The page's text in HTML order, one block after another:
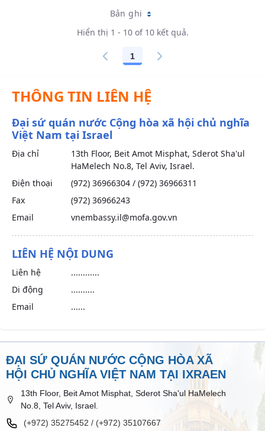
Bản ghi
Hiển thị 1 - 10 of 10 kết quả.
Các trang trên cổng
1
THÔNG TIN LIÊN HỆ
Đại sứ quán nước Cộng hòa xã hội chủ nghĩa
Việt Nam tại Israel
Địa chỉ
13th Floor, Beit Amot Misphat, Sderot Sha'ul
HaMelech No.8, Tel Aviv, Israel.
Điện thoại
(972) 36966304 / (972) 36966311
Fax
(972) 36966243
Email
vnembassy.il@mofa.gov.vn
LIÊN HỆ NỘI DUNG
Liên hệ
............
Di động
..........
Email
......
ĐẠI SỨ QUÁN NƯỚC CỘNG HÒA XÃ
HỘI CHỦ NGHĨA VIỆT NAM TẠI IXRAEN
13th Floor, Beit Amot Misphat, Sderot Sha'ul HaMelech
No.8, Tel Aviv, Israel.
(+972) 35275452 / (+972) 35107667